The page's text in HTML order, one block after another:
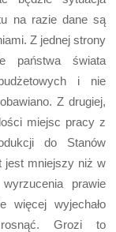
na razie dane są
Z jednej strony
państwa świata
i nie
Z drugiej,
miejsc pracy z
do Stanów
jest mniejszy niż w
prawie
więcej wyjechało
rosnąć. Grozi to